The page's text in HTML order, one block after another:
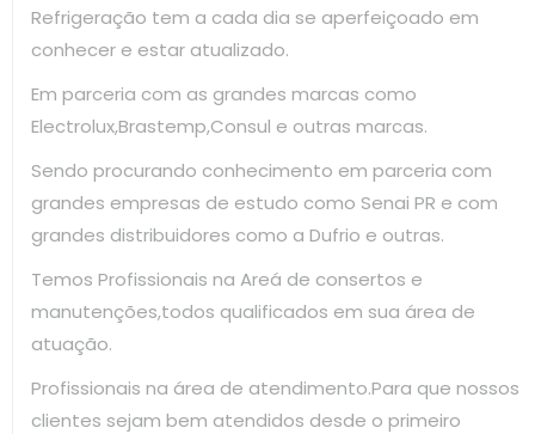
Refrigeração tem a cada dia se aperfeiçoado em
conhecer e estar atualizado.
Em parceria com as grandes marcas como
Electrolux,Brastemp,Consul e outras marcas.
Sendo procurando conhecimento em parceria com
grandes empresas de estudo como Senai PR e com
grandes distribuidores como a Dufrio e outras.
Temos Profissionais na Areá de consertos e
manutenções,todos qualificados em sua área de
atuação.
Profissionais na área de atendimento.Para que nossos
clientes sejam bem atendidos desde o primeiro